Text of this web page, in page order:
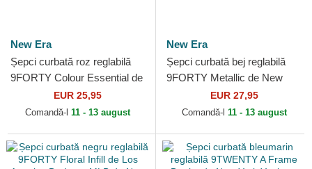
New Era
Șepci curbată roz reglabilă
9FORTY Colour Essential de
New York Yankees MLB de
New Era
EUR 25,95
Comandă-l 11 - 13 august
New Era
Șepci curbată bej reglabilă
9FORTY Metallic de New
York Yankees MLB de New
Era
EUR 27,95
Comandă-l 11 - 13 august